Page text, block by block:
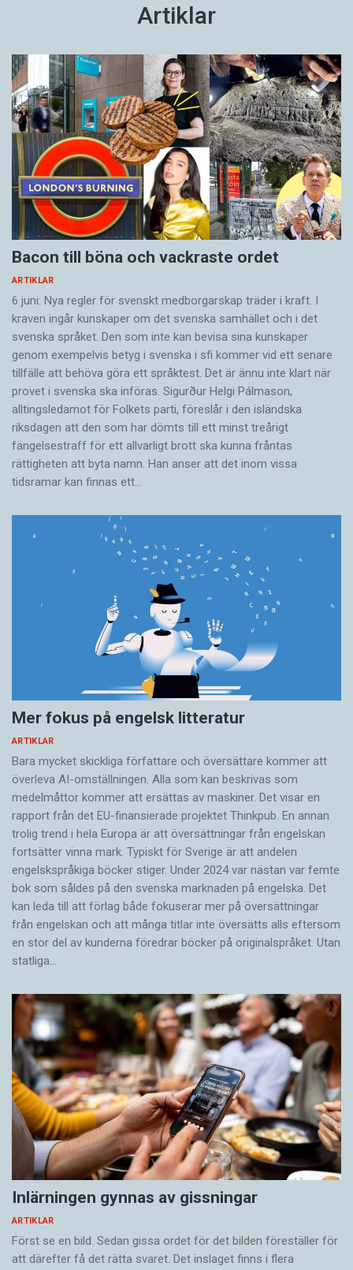
Artiklar
Bacon till böna och vackraste ordet
ARTIKLAR
6 juni: Nya regler för svenskt medborgarskap träder i kraft. I
kraven ingår kunskaper om det svenska samhället och i det
svenska språket. Den som inte kan bevisa sina kunskaper
genom exempelvis betyg i svenska i sfi kommer vid ett senare
tillfälle att behöva göra ett språktest. Det är ännu inte klart när
provet i svenska ska införas. Sigurður Helgi Pálmason,
alltingsledamot för Folkets parti, föreslår i den isländska
riksdagen att den som har dömts till ett minst treårigt
fängelsestraff för ett allvarligt brott ska kunna fråntas
rättigheten att byta namn. Han anser att det inom vissa
tidsramar kan finnas ett…
Mer fokus på engelsk litteratur
ARTIKLAR
Bara mycket skickliga författare och översättare ­kommer att
överleva AI-omställningen. Alla som kan beskrivas som
medelmåttor kommer att ersättas av maskiner. Det visar en
rapport från det EU-finansierade projektet Thinkpub. En annan
trolig trend i hela Europa är att översättningar från engelskan
fortsätter vinna mark. Typiskt för Sverige är att andelen
engelskspråkiga böcker stiger. Under 2024 var nästan var femte
bok som såldes på den svenska marknaden på engelska. Det
kan leda till att förlag både fokuserar mer på översättningar
från engelskan och att många titlar inte översätts alls eftersom
en stor del av kunderna föredrar böcker på originalspråket. Utan
statliga…
Inlärningen gynnas av gissningar
ARTIKLAR
Först se en bild. Sedan gissa ordet för det bilden föreställer för
att därefter få det rätta svaret. Det inslaget finns i flera